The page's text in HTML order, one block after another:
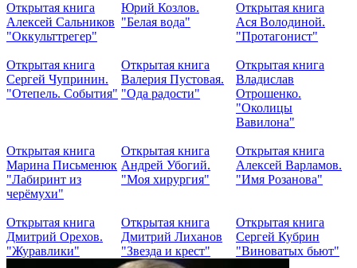
Открытая книга
Алексей Сальников
"Оккульттрегер"
Юрий Козлов.
"Белая вода"
Открытая книга
Ася Володиной.
"Протагонист"
Открытая книга
Сергей Чупринин.
"Отепель. События"
Открытая книга
Валерия Пустовая.
"Ода радости"
Открытая книга
Владислав
Отрошенко.
"Околицы
Вавилона"
Открытая книга
Марина Письменюк
"Лабиринт из
черёмухи"
Открытая книга
Андрей Убогий.
"Моя хирургия"
Открытая книга
Алексей Варламов.
"Имя Розанова"
Открытая книга
Дмитрий Орехов.
"Журавлики"
Открытая книга
Дмитрий Лиханов
"Звезда и крест"
Открытая книга
Сергей Кубрин
"Виноватых бьют"